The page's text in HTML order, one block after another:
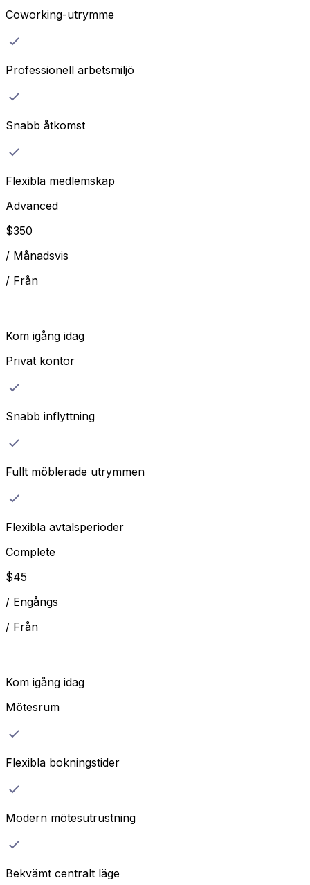
Coworking-utrymme
Professionell arbetsmiljö
Snabb åtkomst
Flexibla medlemskap
Advanced
$350
/ Månadsvis
/ Från
Kom igång idag
Privat kontor
Snabb inflyttning
Fullt möblerade utrymmen
Flexibla avtalsperioder
Complete
$45
/ Engångs
/ Från
Kom igång idag
Mötesrum
Flexibla bokningstider
Modern mötesutrustning
Bekvämt centralt läge